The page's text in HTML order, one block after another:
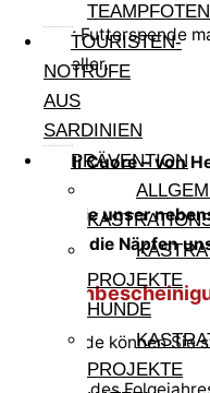
TEAMPFOTEN
TOURISTEN-
NOTRUFE
AUS
SARDINIEN
PRÄVENTION
PROJEKTE
HUNDE
PROJEKTE
Mit Ihrer Futterspende
wenig heller.
Grazie di Cuore – von
Nutzen Sie unser
füllen Sie die Näpfen
Ihre Spende können